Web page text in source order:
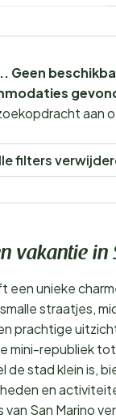
Meer
Geen
aan
filters
vakantie in
een unieke
straatjes,
prachtige
mini-republiek
de stad klein is,
en
San Marino